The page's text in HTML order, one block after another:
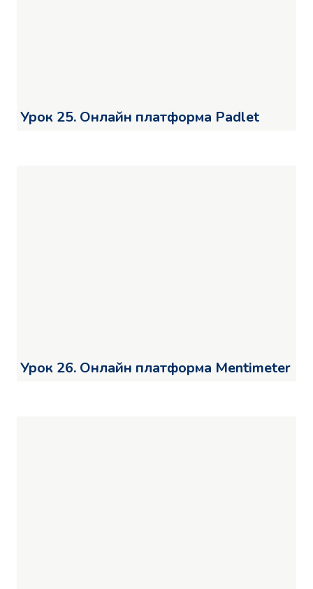
Урок 25. Онлайн платформа Padlet
Урок 26. Онлайн платформа Mentimeter